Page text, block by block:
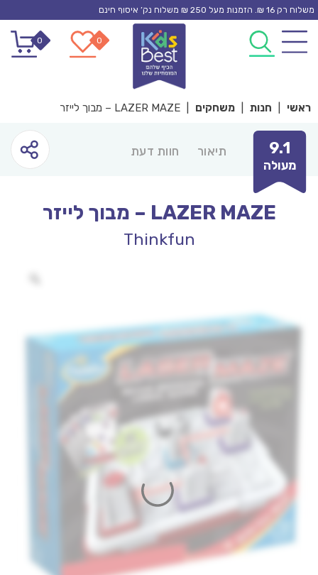
Skip
content
משלוח רק 16 ₪. הזמנות מעל 250 ₪ משלוח נק’ איסוף חינם
0
0
ראשי חנות משחקים LAZER MAZE – מבוך לייזר
9.1
מעולה
תיאור חוות דעת
LAZER MAZE – מבוך לייזר
Thinkfun